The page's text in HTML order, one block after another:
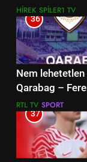
17:30
HÍREK SPÍLER1 TV
36
Nem
Qarabag –
RTL TV SPORT
37